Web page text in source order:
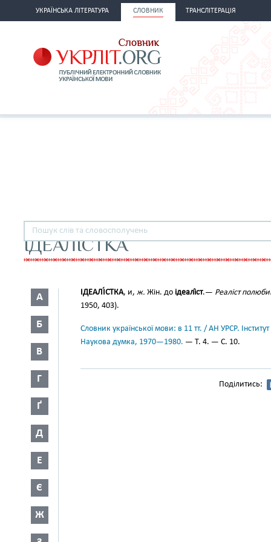
УКРАЇНСЬКА ЛІТЕРАТУРА СЛОВНИК ТРАНСЛІТЕРАЦІЯ
ІДЕАЛІСТКА
А
Б
В
Г
Ґ
Д
Е
Є
Ж
ІДЕАЛІ́СТКА, и, ж. Жін. до ідеалі́ст.— Реаліст
1950, 403).
Словник української мови: в 11 тт. / АН УРСР.
Наукова думка, 1970—1980. — Т. 4. — С. 10.
Поділитись: